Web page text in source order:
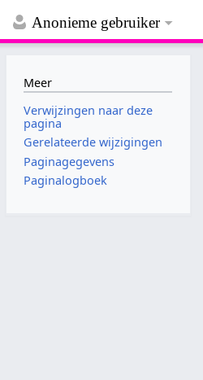
Anonieme gebruiker
Meer
Verwijzingen naar deze
pagina
Gerelateerde wijzigingen
Paginagegevens
Paginalogboek